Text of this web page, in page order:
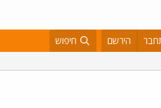
הירשם חיפוש